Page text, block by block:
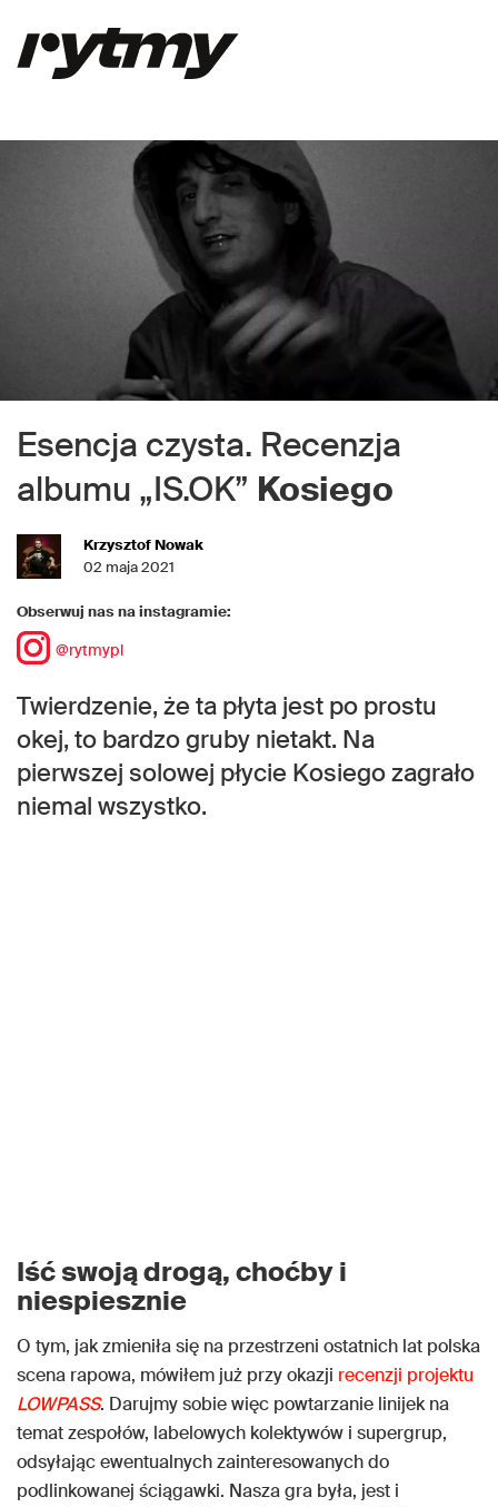
Esencja czysta. Recenzja
albumu „IS.OK” Kosiego
Krzysztof Nowak
02 maja 2021
Obserwuj nas na instagramie:
@rytmypl
Twierdzenie, że ta płyta jest po prostu
okej, to bardzo gruby nietakt. Na
pierwszej solowej płycie Kosiego zagrało
niemal wszystko.
Iść swoją drogą, choćby i
niespiesznie
O tym, jak zmieniła się na przestrzeni ostatnich lat polska
scena rapowa, mówiłem już przy okazji recenzji projektu
LOWPASS. Darujmy sobie więc powtarzanie linijek na
temat zespołów, labelowych kolektywów i supergrup,
odsyłając ewentualnych zainteresowanych do
podlinkowanej ściągawki. Nasza gra była, jest i